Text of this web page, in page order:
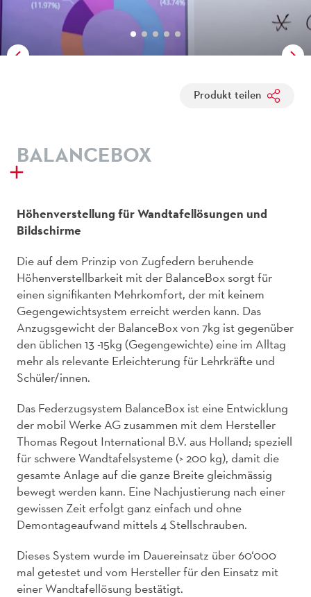
Produkt teilen
BALANCEBOX
Höhenverstellung für Wandtafellösungen und
Bildschirme
Die auf dem Prinzip von Zugfedern beruhende
Höhenverstellbarkeit mit der BalanceBox sorgt für
einen signifikanten Mehrkomfort, der mit keinem
Gegengewichtsystem erreicht werden kann. Das
Anzugsgewicht der BalanceBox von 7kg ist gegenüber
den üblichen 13 -15kg (Gegengewichte) eine im Alltag
mehr als relevante Erleichterung für Lehrkräfte und
Schüler/innen.
Das Federzugsystem BalanceBox ist eine Entwicklung
der mobil Werke AG zusammen mit dem Hersteller
Thomas Regout International B.V. aus Holland; speziell
für schwere Wandtafelsysteme (> 200 kg), damit die
gesamte Anlage auf die ganze Breite gleichmässig
bewegt werden kann. Eine Nachjustierung nach einer
gewissen Zeit erfolgt ganz einfach und ohne
Demontageaufwand mittels 4 Stellschrauben.
Dieses System wurde im Dauereinsatz über 60‘000
mal getestet und vom Hersteller für den Einsatz mit
einer Wandtafellösung bestätigt.